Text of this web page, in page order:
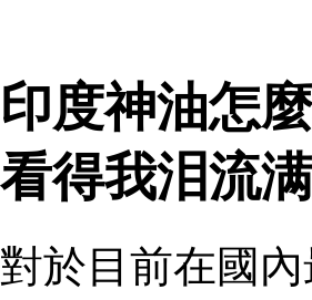
印度神油怎
看得我泪流
對於目前在國